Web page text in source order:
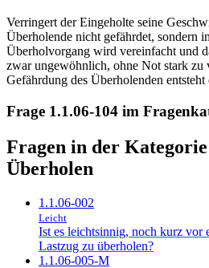
Verringert der Eingeholte seine
Überholende nicht gefährdet, sondern
Überholvorgang wird vereinfacht und
zwar ungewöhnlich, ohne Not stark zu
Gefährdung des Überholenden
Frage 1.1.06-104 im
Fragen in der Kategorie
Überholen
1.1.06-002
Leicht
Ist es leichtsinnig, noch kurz vor
Lastzug zu überholen?
1.1.06-005-M